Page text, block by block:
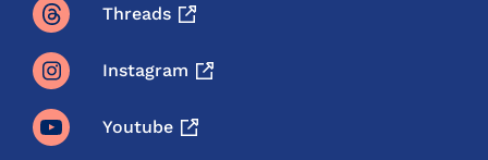
Threads
Instagram
Youtube